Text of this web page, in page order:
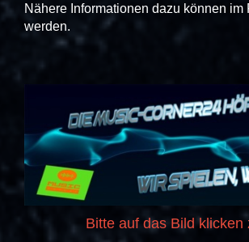
Nähere Informationen dazu können im
werden.
Bitte auf das Bild klicken